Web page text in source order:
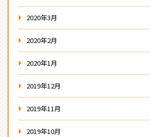
2020年3月
2020年2月
2020年1月
2019年12月
2019年11月
2019年10月